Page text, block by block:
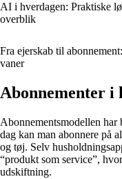
AI i hverdagen: Praktiske
overblik
Fra ejerskab til
vaner
Abonnementer i
Abonnementsmodellen
dag kan man abonnere på
og tøj. Selv
“produkt som service”,
udskiftning.